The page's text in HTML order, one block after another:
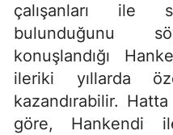
çalışanları ile
bulunduğunu
konuşlandığı
ileriki yıllarda
kazandırabilir.
göre, Hankendi